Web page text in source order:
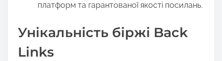
платформ та гарантованої якості посилань.
Унікальність біржі Back
Links